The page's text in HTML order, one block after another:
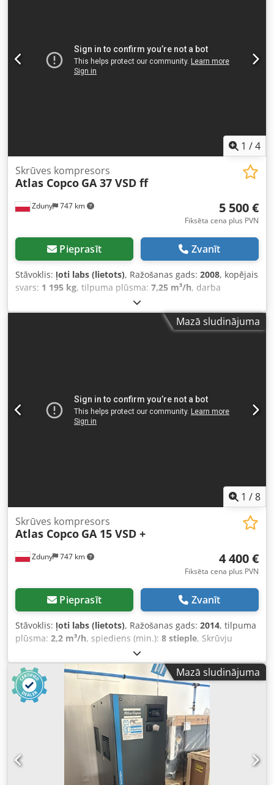
1 /4
Zduny 747 km
Skrūves kompresors
Atlas Copco GA 37 VSD ff
5 500 €
Fiksēta cena plus PVN
Pieprasīt Zvanīt
Stāvoklis: ļoti labs (lietots), Ražošanas gads: 2008, kopējais
svars: 1 195 kg, tilpuma plūsma: 7,25 m³/h, darba
, ieejas spriegums:
kompresors ATLAS COPCO GA 37 VSD ff Mainīga ātruma
(invertera piedziņa) Ar dzesēšanas tipa žāvētāju 37 kW
Mazā sludinājuma
1 /8
Zduny 747 km
Skrūves kompresors
Atlas Copco GA 15 VSD +
4 400 €
Fiksēta cena plus PVN
Pieprasīt Zvanīt
Stāvoklis: ļoti labs (lietots), Ražošanas gads: 2014, tilpuma
plūsma: 2,2 m³/h, spiediens (min.): 8 stieple, Skrūvju
kompresors ATLAS COPCO GA 15 VSD + Mainīga ātruma (ar
frekvenču pārveidotāju) 15 kW motors Ražība: 2,51 m³/min
Spiediens: 13 bar Codpfoytyd Uox Amuorf Ražošanas gads:
2014 Darba stundas: 11 380 h Kompresors pēc apkopes,
veikta filtru un eļļas nomaiņa.
Mazā sludinājuma